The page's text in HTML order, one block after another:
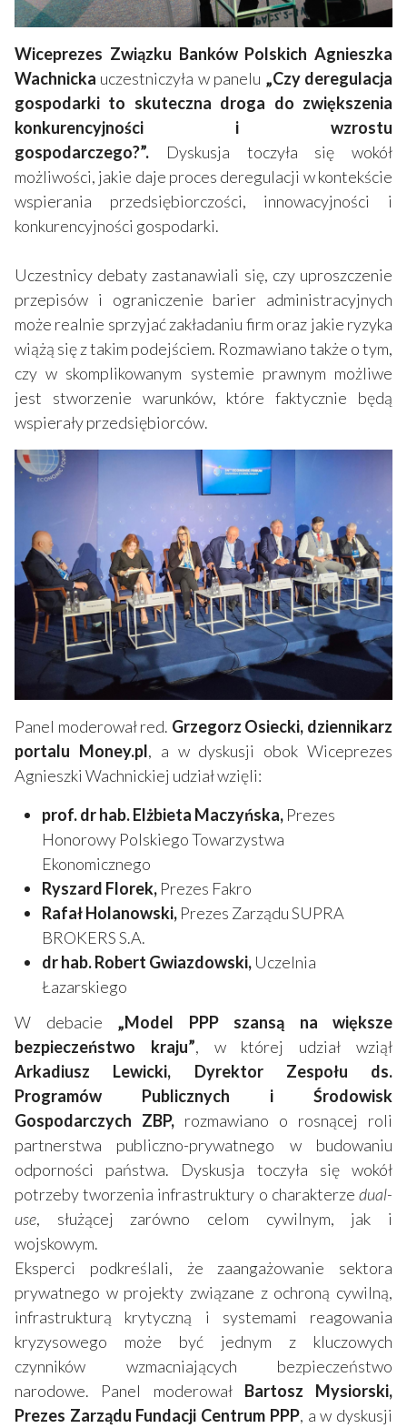
Wiceprezes Związku Banków Polskich Agnieszka
Wachnicka uczestniczyła w panelu „Czy deregulacja
gospodarki to skuteczna droga do zwiększenia
konkurencyjności i wzrostu
gospodarczego?”.
Dyskusja toczyła się wokół
możliwości, jakie daje proces deregulacji w kontekście
wspierania przedsiębiorczości, innowacyjności i
konkurencyjności gospodarki.
Uczestnicy debaty zastanawiali się, czy uproszczenie
przepisów i ograniczenie barier administracyjnych
może realnie sprzyjać zakładaniu firm oraz jakie ryzyka
wiążą się z takim podejściem. Rozmawiano także o tym,
czy w skomplikowanym systemie prawnym możliwe
jest stworzenie warunków, które faktycznie będą
wspierały przedsiębiorców.
Panel moderował red. Grzegorz Osiecki, dziennikarz
portalu Money.pl, a w dyskusji obok Wiceprezes
Agnieszki Wachnickiej udział wzięli:
prof. dr hab. Elżbieta Maczyńska, Prezes
Honorowy Polskiego Towarzystwa
Ekonomicznego
Ryszard Florek, Prezes Fakro
Rafał Holanowski, Prezes Zarządu SUPRA
BROKERS S.A.
dr hab. Robert Gwiazdowski, Uczelnia
Łazarskiego
W debacie „Model PPP szansą na większe
bezpieczeństwo kraju”, w której udział wziął
Arkadiusz Lewicki,
Dyrektor Zespołu ds.
Programów Publicznych i Środowisk
Gospodarczych ZBP, rozmawiano o rosnącej roli
partnerstwa publiczno-prywatnego w budowaniu
odporności państwa. Dyskusja toczyła się wokół
potrzeby tworzenia infrastruktury o charakterze dual-
use, służącej zarówno celom cywilnym, jak i
wojskowym.
Eksperci podkreślali, że zaangażowanie sektora
prywatnego w projekty związane z ochroną cywilną,
infrastrukturą krytyczną i systemami reagowania
kryzysowego może być jednym z kluczowych
czynników wzmacniających bezpieczeństwo
narodowe. Panel moderował Bartosz Mysiorski,
Prezes Zarządu Fundacji Centrum PPP, a w dyskusji